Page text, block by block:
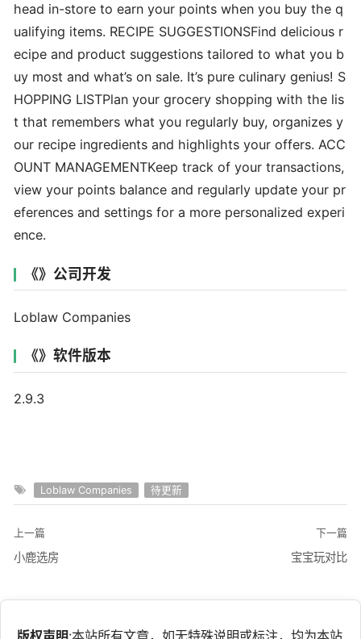
head in-store to earn your points when you buy the q
ualifying items. RECIPE SUGGESTIONSFind delicious r
ecipe and product suggestions tailored to what you b
uy most and what’s on sale. It’s pure culinary genius! S
HOPPING LISTPlan your grocery shopping with the lis
t that remembers what you regularly buy, organizes y
our recipe ingredients and highlights your offers. ACC
OUNT MANAGEMENTKeep track of your transactions,
view your points balance and regularly update your pr
eferences and settings for a more personalized experi
ence.
《》公司开发
Loblaw Companies
《》软件版本
2.9.3
Loblaw Companies 待更新
上一篇
小鹿选房
下一篇
宝宝玩对比